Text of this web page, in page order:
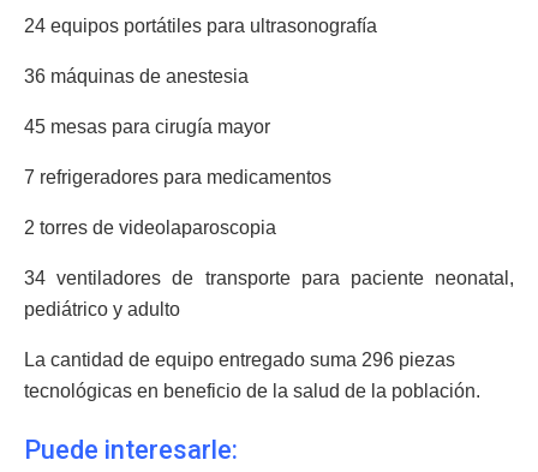
24 equipos portátiles para ultrasonografía
36 máquinas de anestesia
45 mesas para cirugía mayor
7 refrigeradores para medicamentos
2 torres de videolaparoscopia
34 ventiladores de transporte para paciente neonatal,
pediátrico y adulto
La cantidad de equipo entregado suma 296 piezas
tecnológicas en beneficio de la salud de la población.
Puede interesarle: